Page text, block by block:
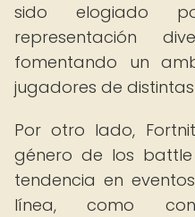
sido elogiado
representación
fomentando un
jugadores de
Por otro lado,
género de los
tendencia en
línea, como